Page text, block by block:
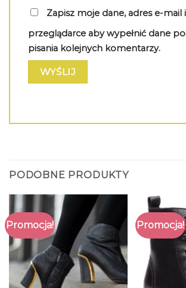
Zapisz moje dane, adres e-mail
przeglądarce aby wypełnić dane
pisania kolejnych komentarzy.
PODOBNE PRODUKTY
Promocja! Promocja!